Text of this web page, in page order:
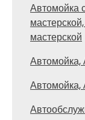
Автомойка
мастерской
Автомойка,
Автомойка,